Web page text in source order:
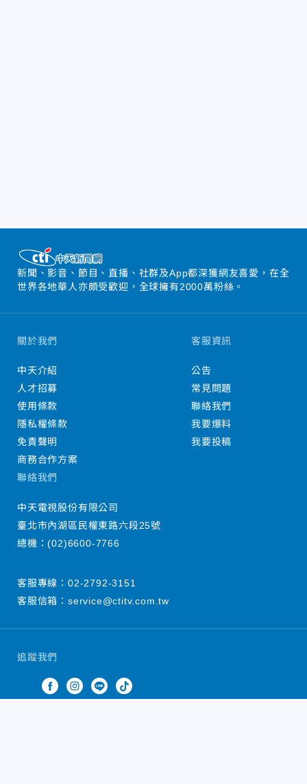
新聞、影音、節目、直播、社群及App都深獲網友喜愛，在全
世界各地華人亦頗受歡迎，全球擁有2000萬粉絲。
追蹤我們
關於我們
中天介紹
人才招募
使用條款
隱私權條款
免責聲明
商務合作方案
客服資訊
公告
常見問題
聯絡我們
我要爆料
我要投稿
聯絡我們
中天電視股份有限公司
臺北市內湖區民權東路六段25號
總機：(02)6600-7766
客服專線： 02-2792-3151
客服信箱： service@ctitv.com.tw